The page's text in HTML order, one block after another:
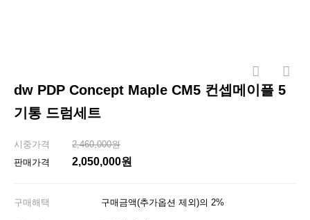
dw PDP Concept Maple CM5 컨셉메이플 5
기통 드럼세트
시중가격
2,460,000원
판매가격
2,050,000원
구매해택 구매금액(추가옵션 제외)의 2%